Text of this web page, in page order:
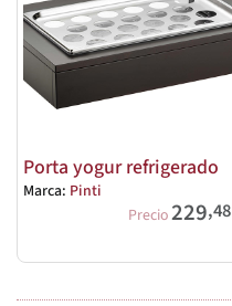
Porta yogur refrigerado
Marca: Pinti
Precio229,48